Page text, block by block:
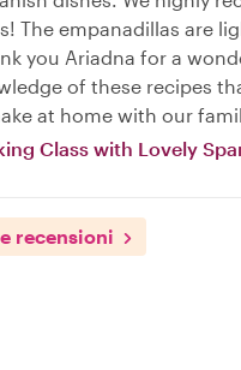
The empanadillas are
you Ariadna for a
of these recipes
at home with our
Class with Lovely
recensioni